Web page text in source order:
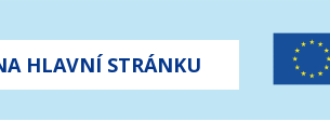
HLAVNÍ STRÁNKU